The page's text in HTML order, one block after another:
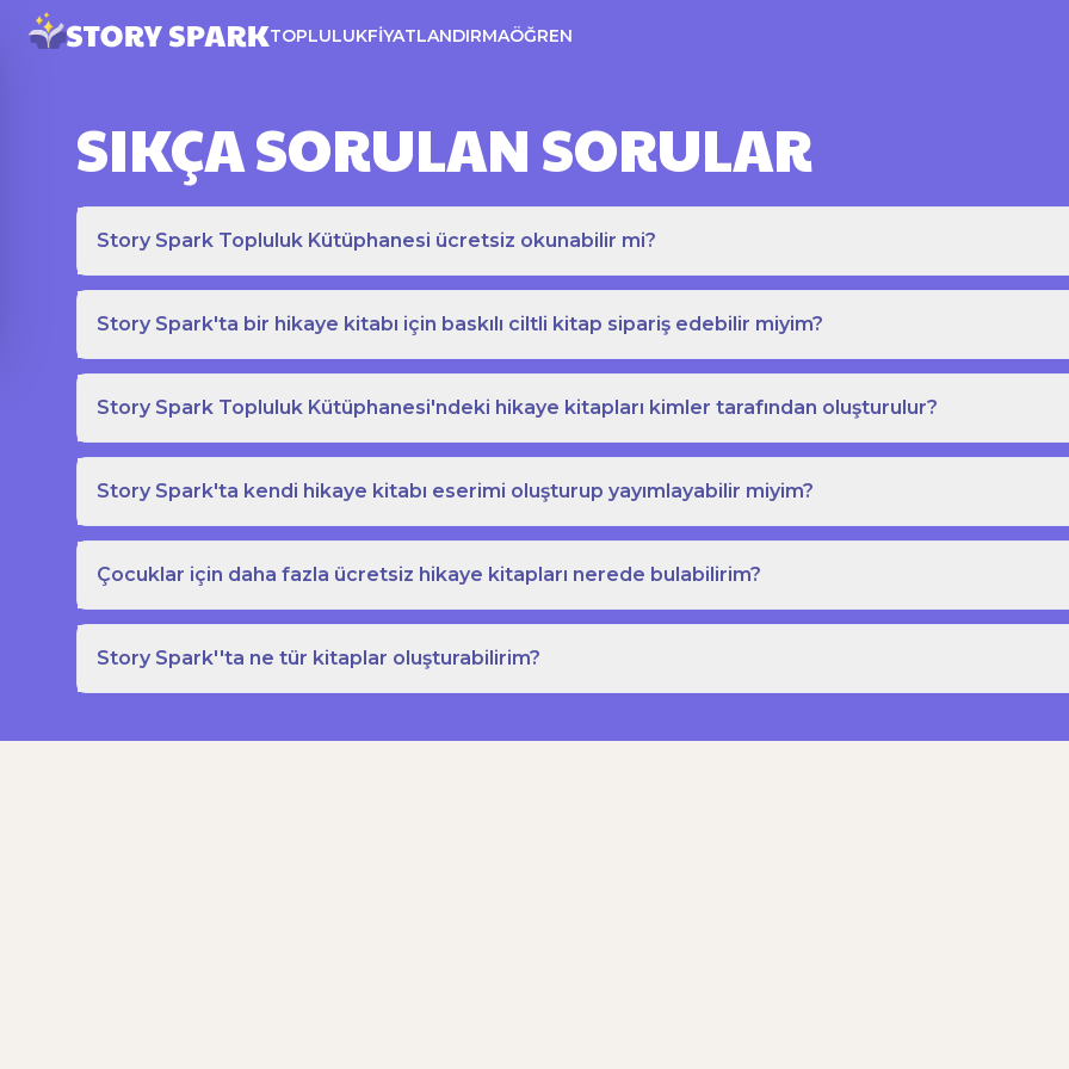
TOPLULUKFIYATLANDIRMAÖĞREN
SIKÇA SORULAN SORULAR
Story Spark Topluluk Kütüphanesi ücretsiz okunabilir mi?
Story Spark'ta bir hikaye kitabı için baskılı ciltli kitap sipariş edebilir miyim?
Story Spark Topluluk Kütüphanesi'ndeki hikaye kitapları kimler tarafından oluşturulur?
Story Spark'ta kendi hikaye kitabı eserimi oluşturup yayımlayabilir miyim?
Çocuklar için daha fazla ücretsiz hikaye kitapları nerede bulabilirim?
Story Spark''ta ne tür kitaplar oluşturabilirim?